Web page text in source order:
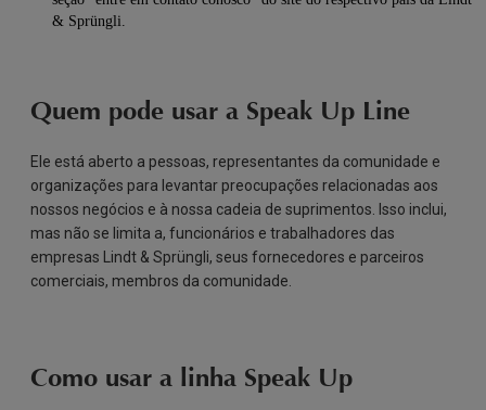
& Sprüngli.
Quem pode usar a Speak Up Line
Ele está aberto a pessoas, representantes da comunidade e
organizações para levantar preocupações relacionadas aos
nossos negócios e à nossa cadeia de suprimentos. Isso inclui,
mas não se limita a, funcionários e trabalhadores das
empresas Lindt & Sprüngli, seus fornecedores e parceiros
comerciais, membros da comunidade.
Como usar a linha Speak Up